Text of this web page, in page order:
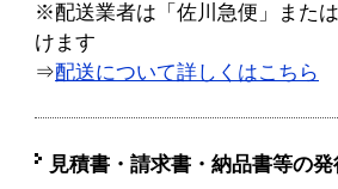
※配送業者は「佐川急便」また
けます
⇒配送について詳しくはこちら
見積書・請求書・納品書等の